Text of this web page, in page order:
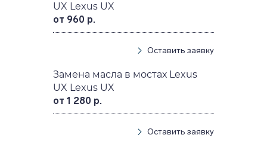
UX Lexus UX
от 960 р.
Оставить заявку
Замена масла в мостах Lexus
UX Lexus UX
от 1 280 р.
Оставить заявку